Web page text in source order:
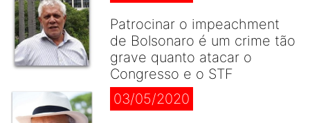
Patrocinar o impeachment
de Bolsonaro é um crime tão
grave quanto atacar o
Congresso e o STF
03/05/2020